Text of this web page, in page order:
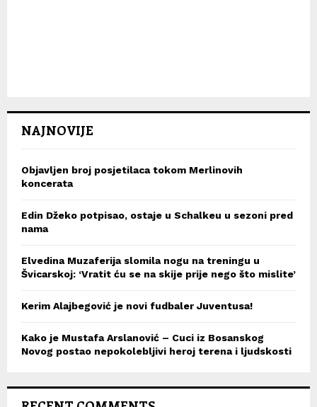
NAJNOVIJE
Objavljen broj posjetilaca tokom Merlinovih
koncerata
Edin Džeko potpisao, ostaje u Schalkeu u sezoni pred
nama
Elvedina Muzaferija slomila nogu na treningu u
Švicarskoj: ‘Vratit ću se na skije prije nego što mislite’
Kerim Alajbegović je novi fudbaler Juventusa!
Kako je Mustafa Arslanović – Cuci iz Bosanskog
Novog postao nepokolebljivi heroj terena i ljudskosti